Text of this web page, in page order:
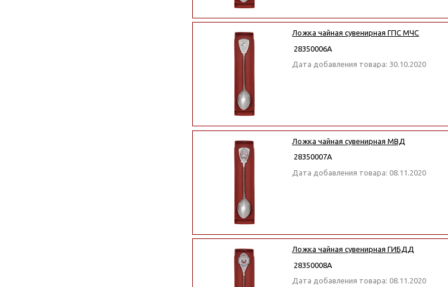
Ложка чайная сувенирная ГПС МЧС
28350006А
Дата добавления товара: 30.10.2020
Ложка чайная сувенирная МВД
28350007А
Дата добавления товара: 08.11.2020
Ложка чайная сувенирная ГИБДД
28350008А
Дата добавления товара: 08.11.2020